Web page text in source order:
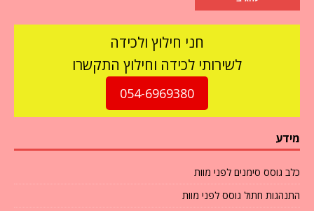
חני חילוץ ולכידה
לשירותי לכידה וחילוץ התקשרו
054-6969380
מידע
כלב גוסס סימנים לפני מוות
התנהגות חתול גוסס לפני מוות